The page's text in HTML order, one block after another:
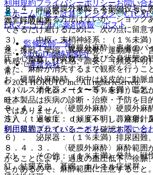
８．４． 〈硬膜外麻酔〉本剤の投与に
完全に防止する方法はないが、ショック
できるだけ避けるために、次の点に留意
８．４．１． 〈硬膜外麻酔〉患者のバ
圧、心拍数、呼吸数等）及び全身状態の
また、麻酔が消失するまで観察を行うこ
お、硬膜外麻酔時、術中は経皮的に動脈
（パルスオキシメーター等）を行うこと
８．４．２． 〈硬膜外麻酔〉硬膜外麻
注入（ｔｅｓｔ ｄｏｓｅ）し、注射針
切に留置されていることを確認すること
８．４．３． 〈硬膜外麻酔〉麻酔範囲
がることにより、過度の血圧低下、徐脈
とがあるので、麻酔範囲に注意すること
２）． 呼吸器：（１〜５％未満）Ｓｐ
満）呼吸困難。
３）． 中枢・末梢神経系：（１％未満
迷、振戦、攣縮、異常感覚、運動障害、
れ感、全身しびれ感、譫妄、（頻度不明
常。
４）． 消化器：（１〜５％未満）嘔気
吐。
５）． 過敏症：（頻度不明）蕁麻疹、
６）． 泌尿器：（１％未満）排尿困難
７）． その他：（１％未満）発熱、戦
紅、結膜充血、耳鳴、ホルネル症候群、
利用規約プライバシーポリシーお問い合
ホーム
表・計算 レジメン CTCAE
ERマニュアル
薬剤情報 ポスト
監修医師一覧
UpToDate特別割引
運営会社
© 2021 HOKUTO Inc. All rights reserved.
※本製品は疾病の診断・治療・予防を目
ではありません。
利用規約プライバシーポリシーお問い合